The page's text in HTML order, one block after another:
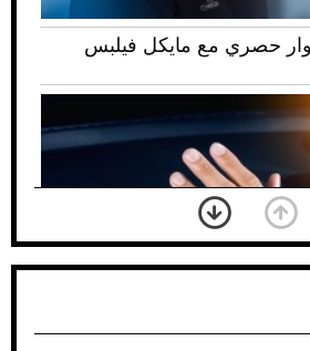
حوار حصري مع مايكل فيلبس